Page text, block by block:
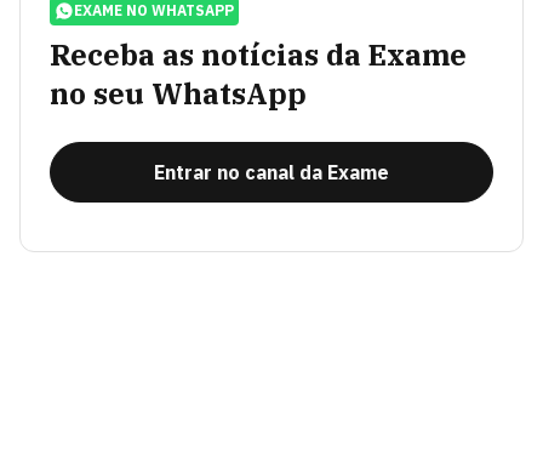
EXAME NO WHATSAPP
Receba as notícias da Exame
no seu WhatsApp
Entrar no canal da Exame